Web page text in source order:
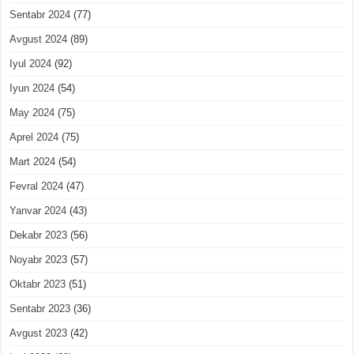
Sentabr 2024 (77)
Avgust 2024 (89)
Iyul 2024 (92)
Iyun 2024 (54)
May 2024 (75)
Aprel 2024 (75)
Mart 2024 (54)
Fevral 2024 (47)
Yanvar 2024 (43)
Dekabr 2023 (56)
Noyabr 2023 (57)
Oktabr 2023 (51)
Sentabr 2023 (36)
Avgust 2023 (42)